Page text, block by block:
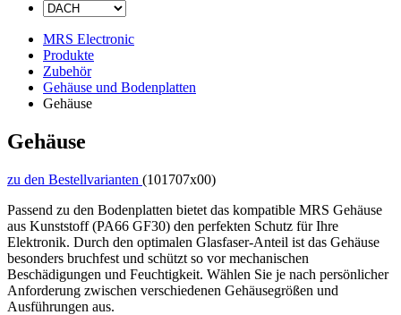
MRS Electronic
Produkte
Zubehör
Gehäuse und Bodenplatten
Gehäuse
Gehäuse
zu den Bestellvarianten (101707x00)
Passend zu den Bodenplatten bietet das kompatible MRS Gehäuse
aus Kunststoff (PA66 GF30) den perfekten Schutz für Ihre
Elektronik. Durch den optimalen Glasfaser-Anteil ist das Gehäuse
besonders bruchfest und schützt so vor mechanischen
Beschädigungen und Feuchtigkeit. Wählen Sie je nach persönlicher
Anforderung zwischen verschiedenen Gehäusegrößen und
Ausführungen aus.